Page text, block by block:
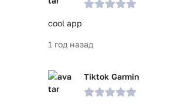
cool app
1 год назад
Tiktok Garmin